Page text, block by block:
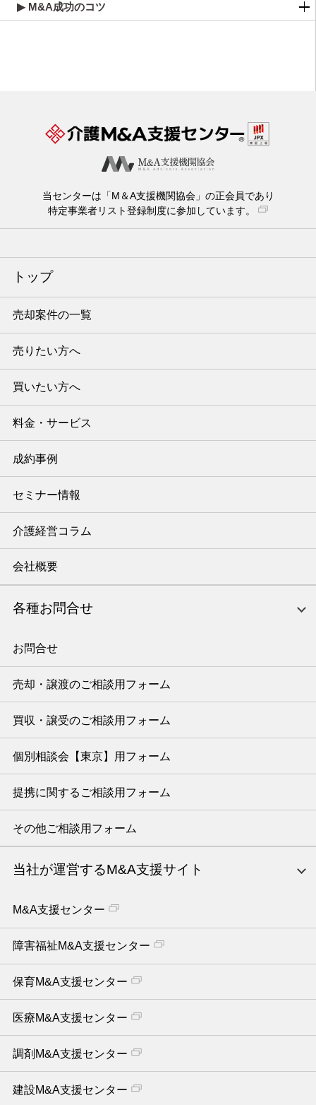
▶ M&A成功のコツ
当センターは「M＆A支援機関協会」の正会員であり
特定事業者リスト登録制度に参加しています。
トップ
売却案件の一覧
売りたい方へ
買いたい方へ
料金・サービス
成約事例
セミナー情報
介護経営コラム
会社概要
各種お問合せ
お問合せ
売却・譲渡のご相談用フォーム
買収・譲受のご相談用フォーム
個別相談会【東京】用フォーム
提携に関するご相談用フォーム
その他ご相談用フォーム
当社が運営するM&A支援サイト
M&A支援センター
障害福祉M&A支援センター
保育M&A支援センター
医療M&A支援センター
調剤M&A支援センター
建設M&A支援センター